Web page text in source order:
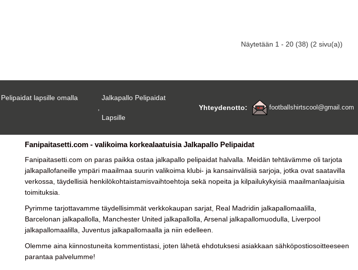
Näytetään 1 - 20 (38) (2 sivu(a))
lapsille omalla Jalkapallo Pelipaidat
Lapsille
Yhteydenotto: footballshirtscool@gmail.com
Fanipaitasetti.com - valikoima korkealaatuisia Jalkapallo Pelipaidat
Fanipaitasetti.com on paras paikka ostaa jalkapallo pelipaidat halvalla . Meidän tehtävämme oli tarjota
jalkapallofaneille ympäri maailmaa suurin valikoima klubi- ja kansainvälisiä sarjoja, jotka ovat saatavilla
verkossa, täydellisiä henkilökohtaistamisvaihtoehtoja sekä nopeita ja kilpailukykyisiä maailmanlaajuisia
toimituksia.
Pyrimme tarjottavamme täydellisimmät verkkokaupan sarjat, Real Madridin jalkapallomaalilla,
Barcelonan jalkapallolla, Manchester United jalkapallolla, Arsenal jalkapallomuodulla, Liverpool
jalkapallomaalilla, Juventus jalkapallomaalla ja niin edelleen.
Olemme aina kiinnostuneita kommentistasi, joten lähetä ehdotuksesi asiakkaan sähköpostiosoitteeseen
parantaa palvelumme!